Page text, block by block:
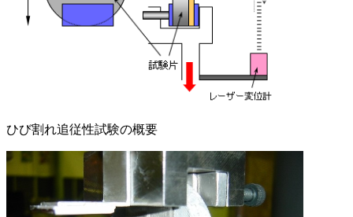
ひび割れ追従性試験の概要